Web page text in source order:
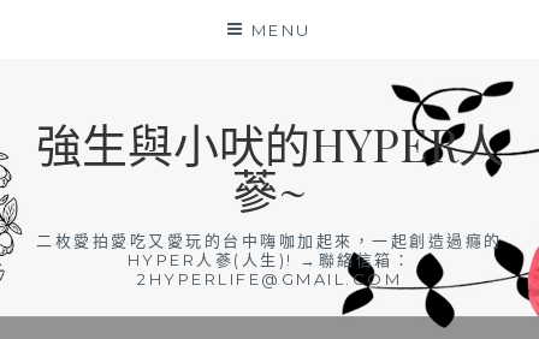
MENU
強生與小吠的HYPER人
蔘~
二枚愛拍愛吃又愛玩的台中嗨咖加起來，一起創造過癮的
HYPER人蔘(人生)! →聯絡信箱：
2HYPERLIFE@GMAIL.COM